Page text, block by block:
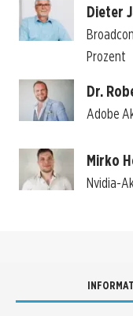
Dieter
Prozent
Dr.
Adobe
Mirko
Nvidia-